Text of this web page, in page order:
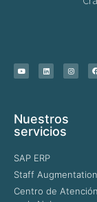
Nuestros
servicios
SAP ERP
Staff Augmentation
Centro de Atención